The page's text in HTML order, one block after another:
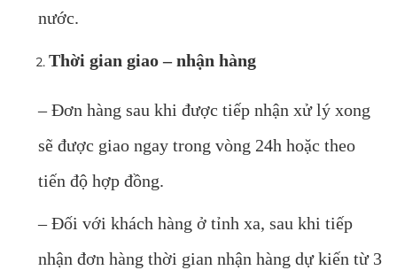
nước.
Thời gian giao – nhận hàng
– Đơn hàng sau khi được tiếp nhận xử lý xong
sẽ được giao ngay trong vòng 24h hoặc theo
tiến độ hợp đồng.
– Đối với khách hàng ở tỉnh xa, sau khi tiếp
nhận đơn hàng thời gian nhận hàng dự kiến từ 3